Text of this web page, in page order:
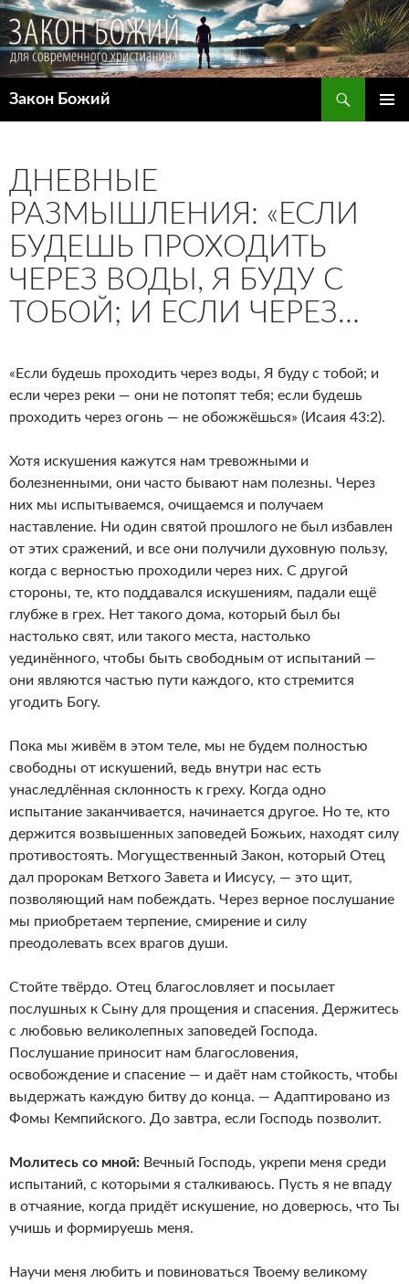
Закон Божий
ДНЕВНЫЕ
РАЗМЫШЛЕНИЯ: «ЕСЛИ
БУДЕШЬ ПРОХОДИТЬ
ЧЕРЕЗ ВОДЫ, Я БУДУ С
ТОБОЙ; И ЕСЛИ ЧЕРЕЗ…
«Если будешь проходить через воды, Я буду с тобой; и
если через реки — они не потопят тебя; если будешь
проходить через огонь — не обожжёшься» (Исаия 43:2).
Хотя искушения кажутся нам тревожными и
болезненными, они часто бывают нам полезны. Через
них мы испытываемся, очищаемся и получаем
наставление. Ни один святой прошлого не был избавлен
от этих сражений, и все они получили духовную пользу,
когда с верностью проходили через них. С другой
стороны, те, кто поддавался искушениям, падали ещё
глубже в грех. Нет такого дома, который был бы
настолько свят, или такого места, настолько
уединённого, чтобы быть свободным от испытаний —
они являются частью пути каждого, кто стремится
угодить Богу.
Пока мы живём в этом теле, мы не будем полностью
свободны от искушений, ведь внутри нас есть
унаследлённая склонность к греху. Когда одно
испытание заканчивается, начинается другое. Но те, кто
держится возвышенных заповедей Божьих, находят силу
противостоять. Могущественный Закон, который Отец
дал пророкам Ветхого Завета и Иисусу, — это щит,
позволяющий нам побеждать. Через верное послушание
мы приобретаем терпение, смирение и силу
преодолевать всех врагов души.
Стойте твёрдо. Отец благословляет и посылает
послушных к Сыну для прощения и спасения. Держитесь
с любовью великолепных заповедей Господа.
Послушание приносит нам благословения,
освобождение и спасение — и даёт нам стойкость, чтобы
выдержать каждую битву до конца. — Адаптировано из
Фомы Кемпийского. До завтра, если Господь позволит.
Молитесь со мной: Вечный Господь, укрепи меня среди
испытаний, с которыми я сталкиваюсь. Пусть я не впаду
в отчаяние, когда придёт искушение, но доверюсь, что Ты
учишь и формируешь меня.
Научи меня любить и повиноваться Твоему великому